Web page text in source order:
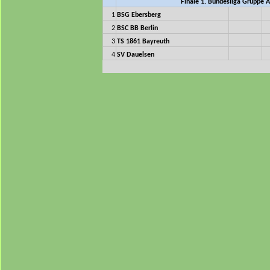
Finale 1. Bundesliga Gruppe A
1 BSG Ebersberg
2 BSC BB Berlin
3 TS 1861 Bayreuth
4 SV Dauelsen